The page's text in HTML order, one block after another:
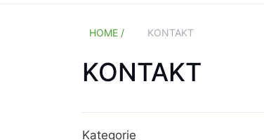
HOME / KONTAKT
KONTAKT
Kategorie